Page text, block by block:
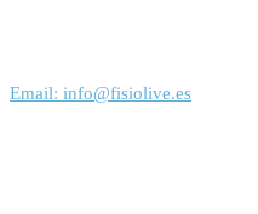
Email: info@fisiolive.es